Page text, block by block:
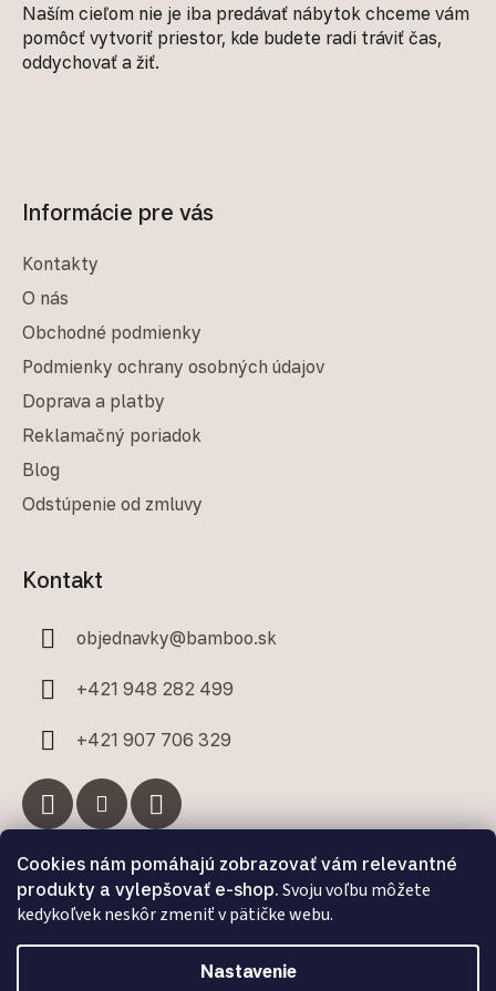
Cookies nám pomáhajú zobrazovať vám relevantné
produkty a vylepšovať e-shop. Svoju voľbu môžete
kedykoľvek neskôr zmeniť v pätičke webu.
Nastavenie
Naším cieľom nie je iba predávať nábytok chceme vám
pomôcť vytvoriť priestor, kde budete radi tráviť čas,
oddychovať a žiť.
Informácie pre vás
Kontakty
O nás
Obchodné podmienky
Podmienky ochrany osobných údajov
Doprava a platby
Reklamačný poriadok
Blog
Odstúpenie od zmluvy
Kontakt
objednavky@bamboo.sk
+421 948 282 499
+421 907 706 329
Facebook